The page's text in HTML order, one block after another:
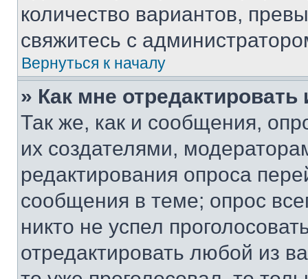
количество вариантов,
свяжитесь с
Вернуться к началу
» Как мне
Так же, как и сообщения,
их создателями,
редактирования опроса
сообщения в теме; опрос
никто не успел
отредактировать любой из